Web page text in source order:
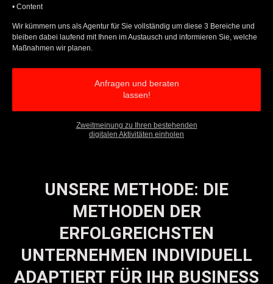
• Content
Wir kümmern uns als Agentur für Sie vollständig um diese 3 Bereiche und
bleiben dabei laufend mit Ihnen im Austausch und informieren Sie, welche
Maßnahmen wir planen.
Anfragen und beraten
lassen!
Zweitmeinung zu Ihren bestehenden
digitalen Aktivitäten einholen
UNSERE METHODE: DIE
METHODEN DER
ERFOLGREICHSTEN
UNTERNEHMEN INDIVIDUELL
ADAPTIERT FÜR IHR BUSINESS